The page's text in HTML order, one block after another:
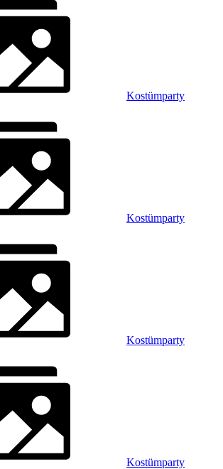
Kostümparty
Kostümparty
Kostümparty
Kostümparty